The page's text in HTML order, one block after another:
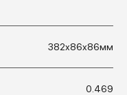
382x86x86мм
0.469